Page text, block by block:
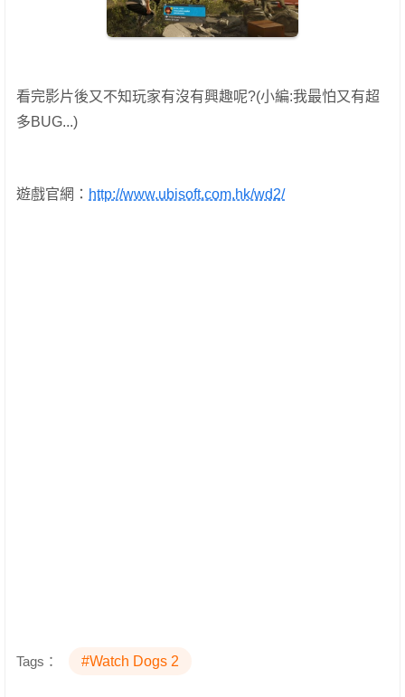
看完影片後又不知玩家有沒有興趣呢?(小編:我最怕又有超
多BUG...)
遊戲官網： http://www.ubisoft.com.hk/wd2/
Tags： #Watch Dogs 2